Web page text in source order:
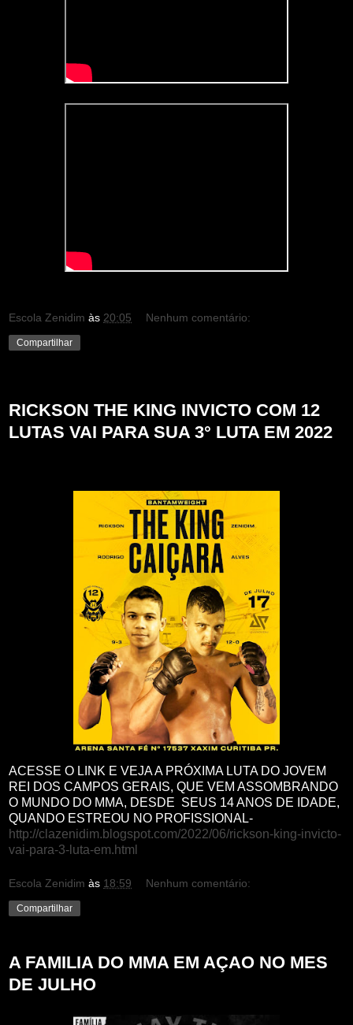
Escola Zenidim às 20:05 Nenhum comentário:
Compartilhar
RICKSON THE KING INVICTO COM 12
LUTAS VAI PARA SUA 3° LUTA EM 2022
ACESSE O LINK E VEJA A PRÓXIMA LUTA DO JOVEM
REI DOS CAMPOS GERAIS, QUE VEM ASSOMBRANDO
O MUNDO DO MMA, DESDE SEUS 14 ANOS DE IDADE,
QUANDO ESTREOU NO PROFISSIONAL-
http://clazenidim.blogspot.com/2022/06/rickson-king-invicto-
vai-para-3-luta-em.html
Escola Zenidim às 18:59 Nenhum comentário:
Compartilhar
A FAMILIA DO MMA EM AÇAO NO MES
DE JULHO